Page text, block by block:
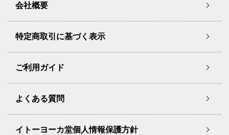
会社概要
特定商取引に基づく表示
ご利用ガイド
よくある質問
イトーヨーカ堂個人情報保護方針